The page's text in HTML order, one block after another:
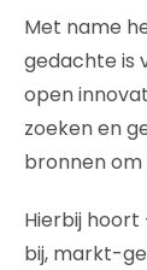
Met name
gedachte is
open
zoeken en
bronnen om
Hierbij
bij, markt-